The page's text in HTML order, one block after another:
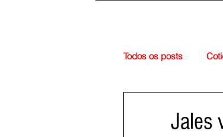
Todos os posts
Jales